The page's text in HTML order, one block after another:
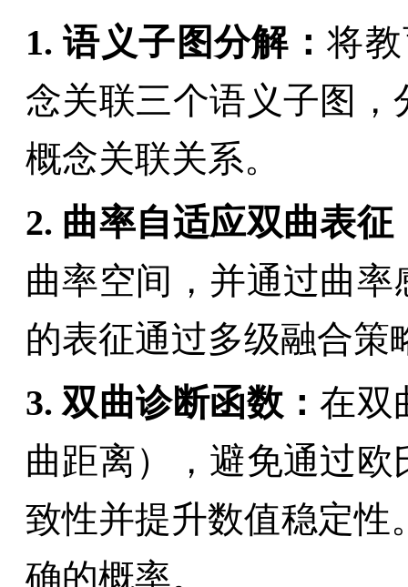
1.语义子图分解：将
念关联三个语义子图
概念关联关系。
2. 曲率自适应双曲表征
曲率空间，并通过曲
的表征通过多级融合策
3.双曲诊断函数 ：在双
曲距离），避免通过
致性并提升数值稳定性
确的概率。